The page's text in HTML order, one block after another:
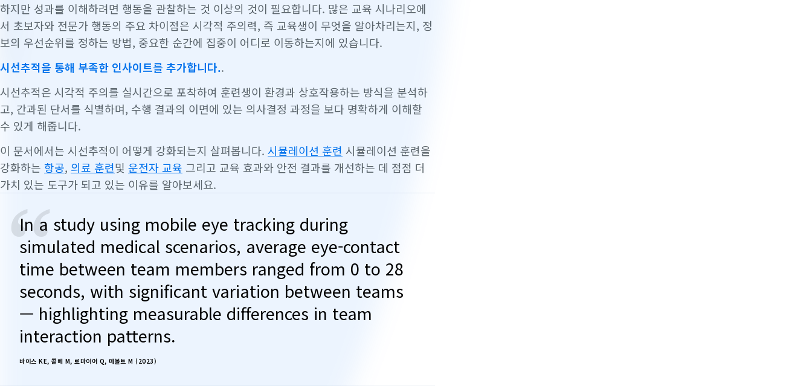
하지만 성과를 이해하려면 행동을 관찰하는 것 이상의 것이 필요합니다. 많은 교육 시나리오에
서 초보자와 전문가 행동의 주요 차이점은 시각적 주의력, 즉 교육생이 무엇을 알아차리는지, 정
보의 우선순위를 정하는 방법, 중요한 순간에 집중이 어디로 이동하는지에 있습니다.
시선추적을 통해 부족한 인사이트를 추가합니다..
시선추적은 시각적 주의를 실시간으로 포착하여 훈련생이 환경과 상호작용하는 방식을 분석하
고, 간과된 단서를 식별하며, 수행 결과의 이면에 있는 의사결정 과정을 보다 명확하게 이해할
수 있게 해줍니다.
이 문서에서는 시선추적이 어떻게 강화되는지 살펴봅니다. 시뮬레이션 훈련 시뮬레이션 훈련을
강화하는 항공, 의료 훈련및 운전자 교육 그리고 교육 효과와 안전 결과를 개선하는 데 점점 더
가치 있는 도구가 되고 있는 이유를 알아보세요.
“
In a study using mobile eye tracking during
simulated medical scenarios, average eye-contact
time between team members ranged from 0 to 28
seconds, with significant variation between teams
— highlighting measurable differences in team
interaction patterns.
바이스 KE, 콜베 M, 로마이어 Q, 메볼트 M (2023)